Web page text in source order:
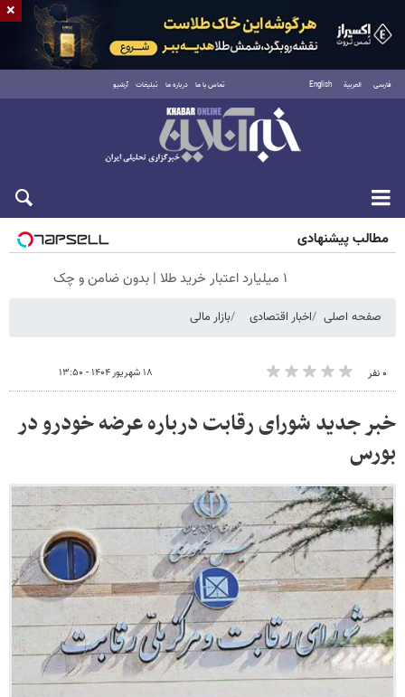
فارسی العربية English تماس با ما درباره ما تبلیغات آرشیو
جمعه ۱۶ مرداد ۱۴۰۵
مطالب پیشنهادی
۱ میلیارد اعتبار خرید طلا | بدون ضامن و چک
صفحه اصلی اخبار اقتصادی بازار مالی
۰ نفر ۱۸ شهریور ۱۴۰۴ - ۱۳:۵۰
خبر جدید شورای رقابت درباره عرضه خودرو در
بورس
×